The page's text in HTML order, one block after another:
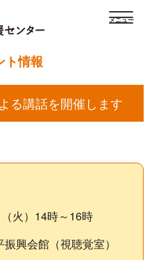
メニュー
ト情報
る講話を開催します
火）14時～16時
振興会館（視聴覚室）